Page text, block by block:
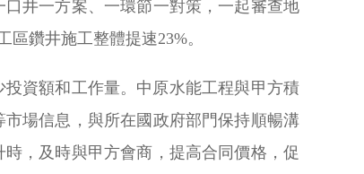
井一方案、一環節一對策，一起審查地
鑽井施工整體提速23%。
資額和工作量。中原水能工程與甲方積
場信息，與所在國政府部門保持順暢溝
，及時與甲方會商，提高合同價格，促